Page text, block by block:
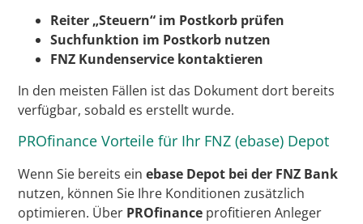
Reiter „Steuern“ im Postkorb prüfen
Suchfunktion im Postkorb nutzen
FNZ Kundenservice kontaktieren
In den meisten Fällen ist das Dokument dort bereits
verfügbar, sobald es erstellt wurde.
PROfinance Vorteile für Ihr FNZ (ebase) Depot
Wenn Sie bereits einebase Depot bei der FNZ Bank
nutzen, können Sie Ihre Konditionen zusätzlich
optimieren. Über PROfinance profitieren Anleger